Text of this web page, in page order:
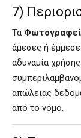
7)
Τα
άμεσες ή
αδυναμία
απώλειας
από το νόμο.